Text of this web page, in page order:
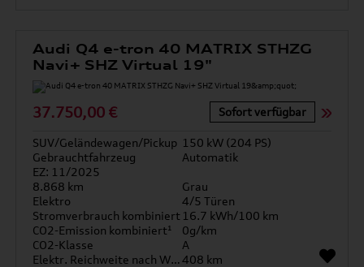
Audi Q4 e-tron 40 MATRIX STHZG
Navi+ SHZ Virtual 19"
37.750,00 € Sofort verfügbar
SUV/Geländewagen/Pickup 150 kW (204 PS)
Gebrauchtfahrzeug
Automatik
EZ: 11/2025
8.868 km
Grau
Elektro
4/5 Türen
Stromverbrauch kombiniert 16.7 kWh/100 km
CO2-Emission kombiniert¹
0g/km
CO2-Klasse
A
Elektr. Reichweite nach WLTP*408 km